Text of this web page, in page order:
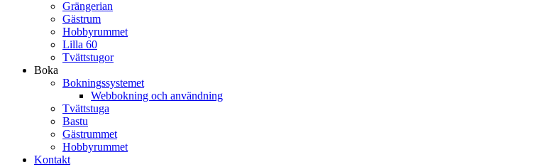
Grängerian
Gästrum
Hobbyrummet
Lilla 60
Tvättstugor
Boka
Bokningssystemet
Webbokning och användning
Tvättstuga
Bastu
Gästrummet
Hobbyrummet
Kontakt